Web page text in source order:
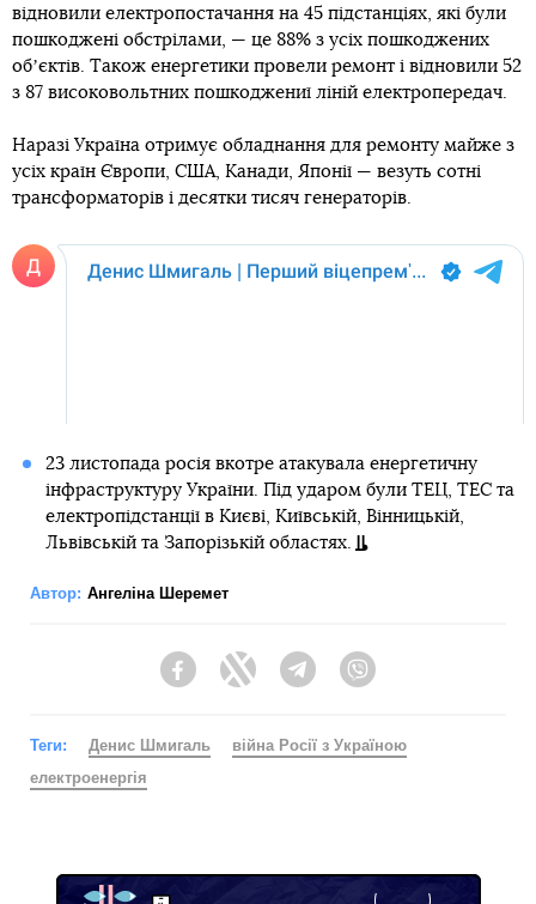
відновили електропостачання на 45 підстанціях, які були
пошкоджені обстрілами, — це 88% з усіх пошкоджених
обʼєктів. Також енергетики провели ремонт і відновили 52
з 87 високовольтних пошкоджениї ліній електропередач.
Наразі Україна отримує обладнання для ремонту майже з
усіх країн Європи, США, Канади, Японії — везуть сотні
трансформаторів і десятки тисяч генераторів.
23 листопада росія вкотре атакувала енергетичну
інфраструктуру України. Під ударом були ТЕЦ, ТЕС та
електропідстанції в Києві, Київській, Вінницькій,
Львівській та Запорізькій областях.
Автор: Ангеліна Шеремет
FacebookTwitter Telegram
Теги: Денис Шмигаль
війна Росії з Україною
електроенергія